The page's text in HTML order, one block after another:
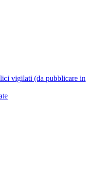
vigilati (da pubblicare in